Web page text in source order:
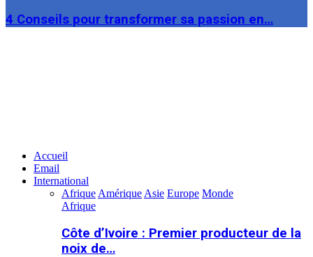
4 Conseils pour transformer sa passion en…
Accueil
Email
International
Afrique Amérique Asie Europe Monde
Afrique
Côte d’Ivoire : Premier producteur de la
noix de…